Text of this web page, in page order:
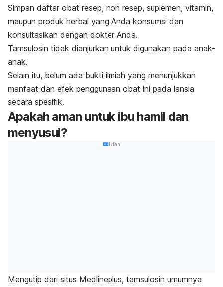
Simpan daftar obat resep, non resep, suplemen, vitamin,
maupun produk herbal yang Anda konsumsi dan
konsultasikan dengan dokter Anda.
Tamsulosin tidak dianjurkan untuk digunakan pada anak-
anak.
Selain itu, belum ada bukti ilmiah yang menunjukkan
manfaat dan efek penggunaan obat ini pada lansia
secara spesifik.
Apakah aman untuk ibu hamil dan
menyusui?
Iklan
Mengutip dari situs Medlineplus, tamsulosin umumnya